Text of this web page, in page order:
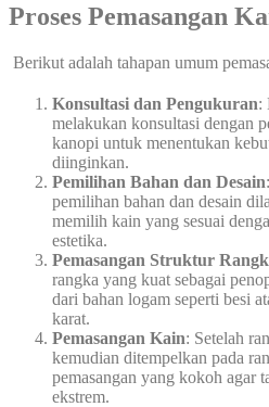
Proses Pemasangan
Berikut adalah tahapan umum
Konsultasi dan Pengukuran:
melakukan konsultasi dengan
kanopi untuk menentukan
diinginkan.
Pemilihan Bahan dan Desain
pemilihan bahan dan desain
memilih kain yang sesuai
estetika.
Pemasangan Struktur
rangka yang kuat sebagai
dari bahan logam seperti besi
karat.
Pemasangan Kain: Setelah
kemudian ditempelkan pada
pemasangan yang kokoh agar
ekstrem.